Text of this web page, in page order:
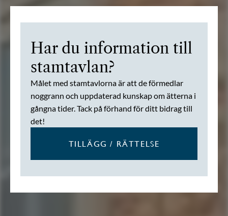
Har du information till
stamtavlan?
Målet med stamtavlorna är att de förmedlar
noggrann och uppdaterad kunskap om ätterna i
gångna tider. Tack på förhand för ditt bidrag till
det!
TILLÄGG / RÄTTELSE